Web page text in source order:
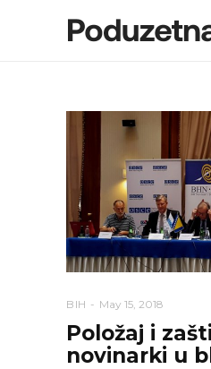
BIH May 15, 2018
Položaj i
novinarki u